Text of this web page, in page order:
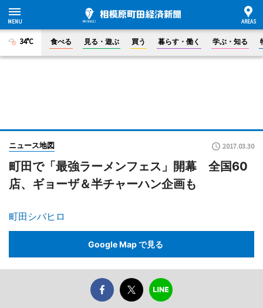
34°C 食べる 見る・遊ぶ 買う 暮らす・働く 学ぶ・知る
ニュース地図 2017.03.30
町田で「最強ラーメンフェス」開幕 全国60
店、ギョーザ＆半チャーハン企画も
町田シバヒロ
Google Map で見る